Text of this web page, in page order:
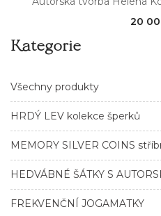
Kategorie
Všechny produkty
HRDÝ LEV kolekce šperků
MEMORY SILVER COINS
HEDVÁBNÉ ŠÁTKY S
FREKVENČNÍ JOGAMATKY
20